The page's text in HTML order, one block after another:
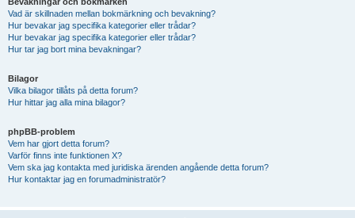
Vad är skillnaden mellan bokmärkning och bevakning?
Hur bevakar jag specifika kategorier eller trådar?
Hur bevakar jag specifika kategorier eller trådar?
Hur tar jag bort mina bevakningar?
Bilagor
Vilka bilagor tillåts på detta forum?
Hur hittar jag alla mina bilagor?
phpBB-problem
Vem har gjort detta forum?
Varför finns inte funktionen X?
Vem ska jag kontakta med juridiska ärenden angående detta forum?
Hur kontaktar jag en forumadministratör?